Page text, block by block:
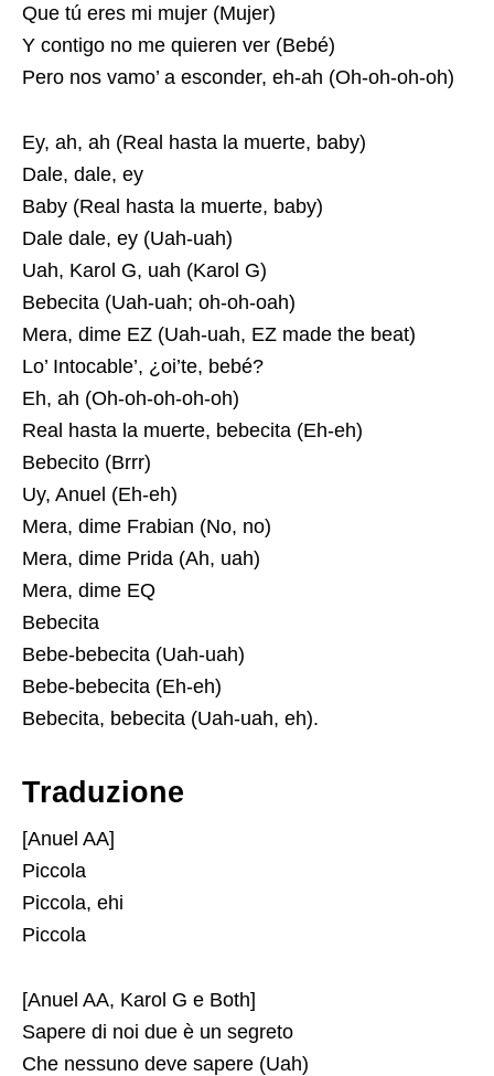
Que tú eres mi mujer (Mujer)
Y contigo no me quieren ver (Bebé)
Pero nos vamo’ a esconder, eh-ah (Oh-oh-oh-oh)
Ey, ah, ah (Real hasta la muerte, baby)
Dale, dale, ey
Baby (Real hasta la muerte, baby)
Dale dale, ey (Uah-uah)
Uah, Karol G, uah (Karol G)
Bebecita (Uah-uah; oh-oh-oah)
Mera, dime EZ (Uah-uah, EZ made the beat)
Lo’ Intocable’, ¿oi’te, bebé?
Eh, ah (Oh-oh-oh-oh-oh)
Real hasta la muerte, bebecita (Eh-eh)
Bebecito (Brrr)
Uy, Anuel (Eh-eh)
Mera, dime Frabian (No, no)
Mera, dime Prida (Ah, uah)
Mera, dime EQ
Bebecita
Bebe-bebecita (Uah-uah)
Bebe-bebecita (Eh-eh)
Bebecita, bebecita (Uah-uah, eh).
Traduzione
[Anuel AA]
Piccola
Piccola, ehi
Piccola
[Anuel AA, Karol G e Both]
Sapere di noi due è un segreto
Che nessuno deve sapere (Uah)